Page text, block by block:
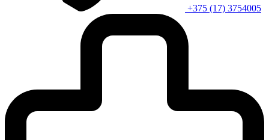
+375 (17) 3754005